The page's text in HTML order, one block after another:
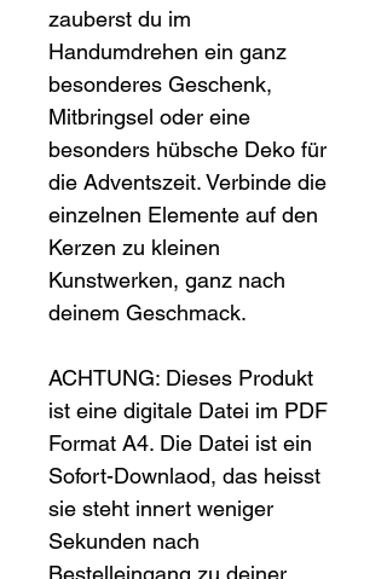
zauberst du im
Handumdrehen ein ganz
besonderes Geschenk,
Mitbringsel oder eine
besonders hübsche Deko für
die Adventszeit. Verbinde die
einzelnen Elemente auf den
Kerzen zu kleinen
Kunstwerken, ganz nach
deinem Geschmack.
ACHTUNG: Dieses Produkt
ist eine digitale Datei im PDF
Format A4. Die Datei ist ein
Sofort-Downlaod, das heisst
sie steht innert weniger
Sekunden nach
Bestelleingang zu deiner